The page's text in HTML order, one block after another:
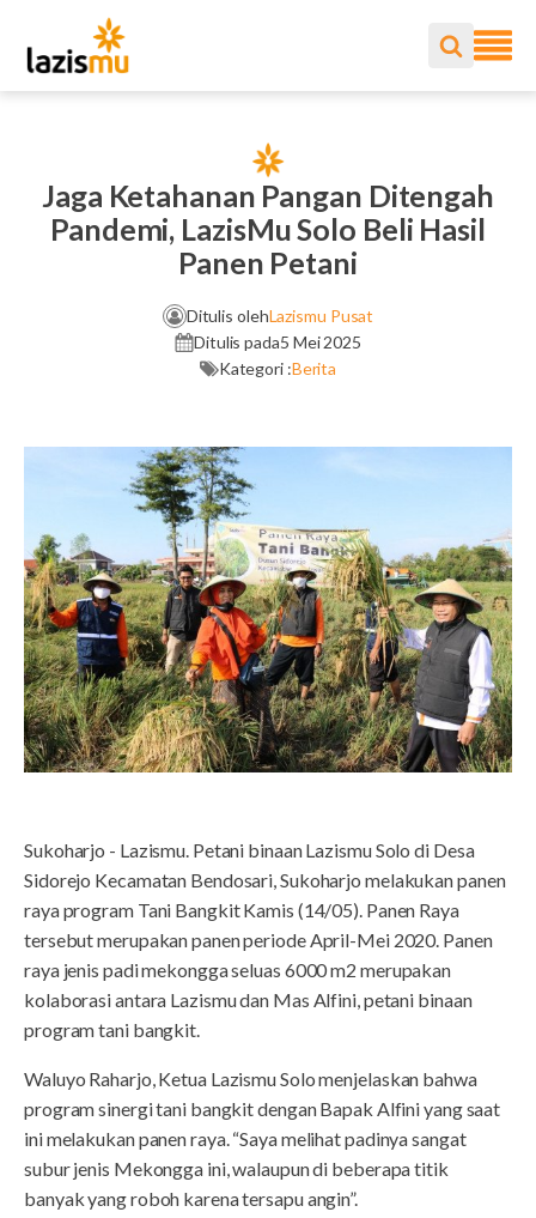
Jaga Ketahanan Pangan Ditengah
Pandemi, LazisMu Solo Beli Hasil
Panen Petani
Ditulis olehLazismu Pusat
Ditulis pada5 Mei 2025
Kategori :Berita
Sukoharjo - Lazismu. Petani binaan Lazismu Solo di Desa
Sidorejo Kecamatan Bendosari, Sukoharjo melakukan panen
raya program Tani Bangkit Kamis (14/05). Panen Raya
tersebut merupakan panen periode April-Mei 2020. Panen
raya jenis padi mekongga seluas 6000 m2 merupakan
kolaborasi antara Lazismu dan Mas Alfini, petani binaan
program tani bangkit.
Waluyo Raharjo, Ketua Lazismu Solo menjelaskan bahwa
program sinergi tani bangkit dengan Bapak Alfini yang saat
ini melakukan panen raya. “Saya melihat padinya sangat
subur jenis Mekongga ini, walaupun di beberapa titik
banyak yang roboh karena tersapu angin”.